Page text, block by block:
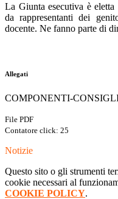
La Giunta esecutiva è
da rappresentanti dei
docente. Ne fanno parte di
Allegati
COMPONENTI-
File PDF
Contatore click: 25
Notizie
Questo sito o gli strumenti
cookie necessari al
COOKIE POLICY.